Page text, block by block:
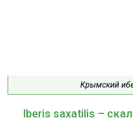
Крымский
Iberis saxatilis –